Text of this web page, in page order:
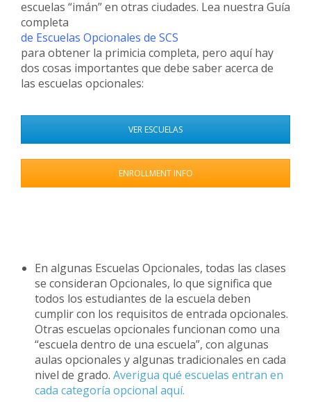
escuelas “imán” en otras ciudades. Lea nuestra Guía
completa
de Escuelas Opcionales de SCS
para obtener la primicia completa, pero aquí hay
dos cosas importantes que debe saber acerca de
las escuelas opcionales:
VER ESCUELAS
ENROLLMENT INFO
En algunas Escuelas Opcionales, todas las clases
se consideran Opcionales, lo que significa que
todos los estudiantes de la escuela deben
cumplir con los requisitos de entrada opcionales.
Otras escuelas opcionales funcionan como una
“escuela dentro de una escuela”, con algunas
aulas opcionales y algunas tradicionales en cada
nivel de grado. Averigua qué escuelas entran en
cada categoría opcional aquí.